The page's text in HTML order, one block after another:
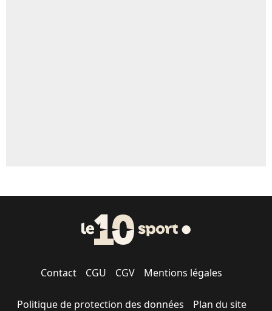
Contact CGU CGV Mentions légales
Politique de protection des données Plan du site